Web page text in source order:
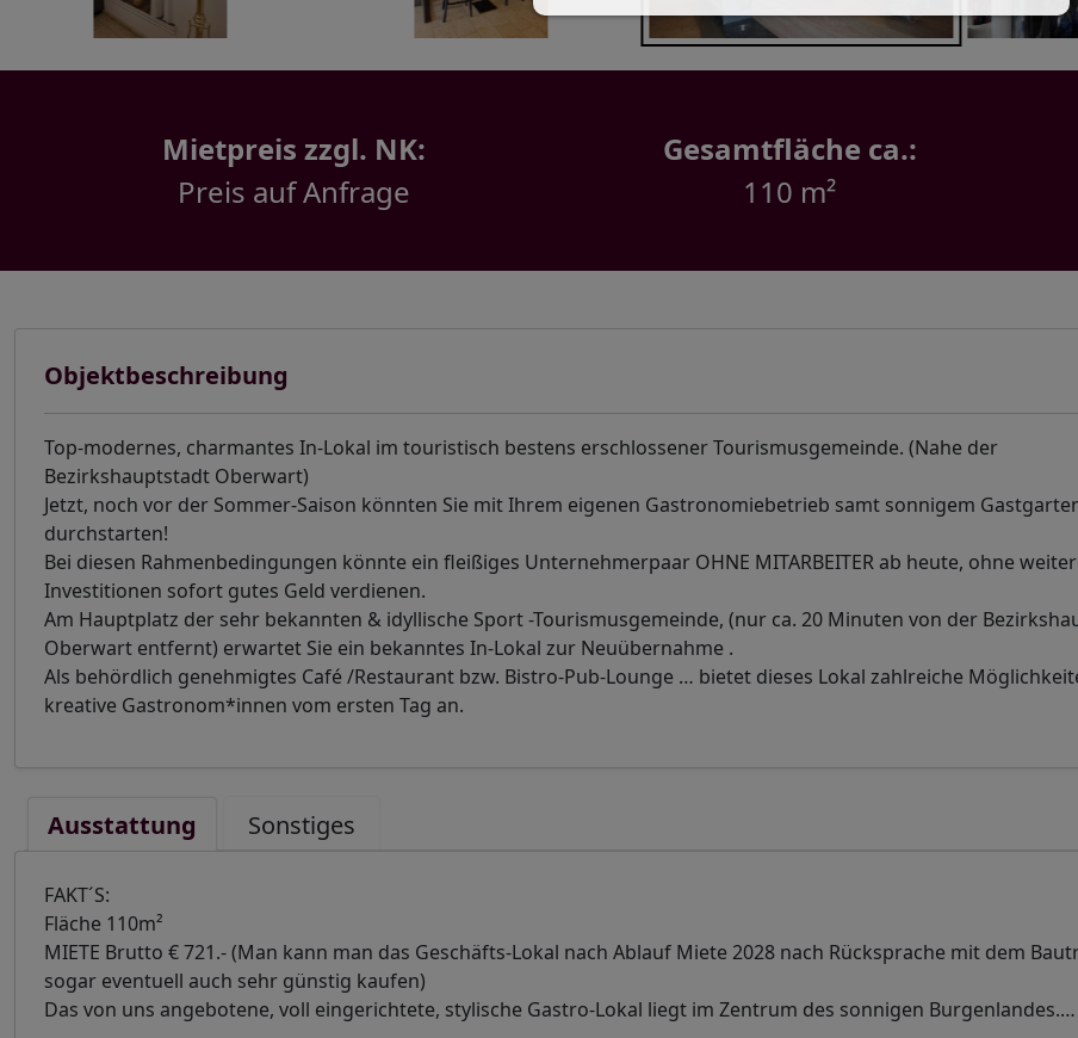
Mietpreis zzgl. NK:
Preis auf Anfrage
Gesamtfläche ca.:
110 m²
Objektbeschreibung
Top-modernes, charmantes In-Lokal im touristisch bestens erschlossener Tourismusgemeinde. (Nahe der
Bezirkshauptstadt Oberwart)
Jetzt, noch vor der Sommer-Saison könnten Sie mit Ihrem eigenen Gastronomiebetrieb samt sonnigem
durchstarten!
Bei diesen Rahmenbedingungen könnte ein fleißiges Unternehmerpaar OHNE MITARBEITER ab heute, ohne
Investitionen sofort gutes Geld verdienen.
Am Hauptplatz der sehr bekannten & idyllische Sport -Tourismusgemeinde, (nur ca. 20 Minuten von der
Oberwart entfernt) erwartet Sie ein bekanntes In-Lokal zur Neuübernahme .
Als behördlich genehmigtes Café /Restaurant bzw. Bistro-Pub-Lounge … bietet dieses Lokal zahlreiche
kreative Gastronom*innen vom ersten Tag an.
Ausstattung Sonstiges
FAKT´S:
Fläche 110m²
MIETE Brutto € 721.- (Man kann man das Geschäfts-Lokal nach Ablauf Miete 2028 nach Rücksprache mit dem
sogar eventuell auch sehr günstig kaufen)
Das von uns angebotene, voll eingerichtete, stylische Gastro-Lokal liegt im Zentrum des sonnigen Burgenlandes.…